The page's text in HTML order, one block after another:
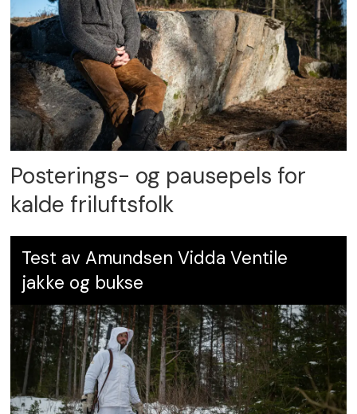
Posterings- og pausepels for
kalde friluftsfolk
Test av Amundsen Vidda Ventile
jakke og bukse